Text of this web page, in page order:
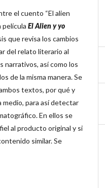
el cuento “El alien
película El Alien y yo
que revisa los cambios
del relato literario al
narrativos, así como los
de la misma manera. Se
textos, por qué y
medio, para así detectar
En ellos se
al producto original y si
similar. Se